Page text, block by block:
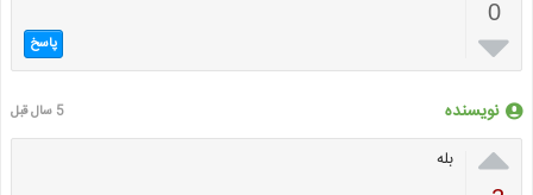
0
 پاسخ
نویسنده 5 سال قبل
 بله